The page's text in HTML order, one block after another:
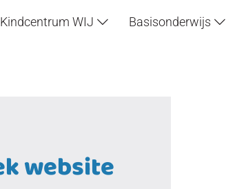
Kindcentrum WIJ Basisonderwijs
website